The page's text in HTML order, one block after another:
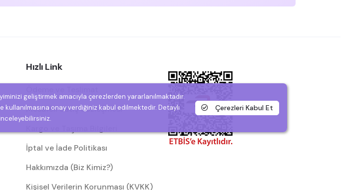
Hızlı Link
Mesafeli Satış Sözleşmesi
İptal ve İade Politikası
Hakkımızda (Biz Kimiz?)
Kişisel Verilerin Korunması (KVKK)
geliştirmek amacıyla çerezlerden yararlanılmaktadır.
onay verdiğiniz kabul edilmektedir. Detaylı
inceleyebilirsiniz.
Çerezleri Kabul Et